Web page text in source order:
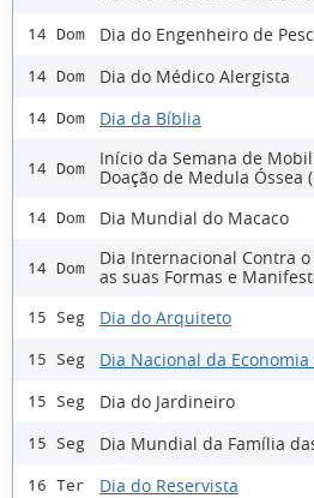
14 Dom Dia do Engenheiro de
14 Dom Dia do Médico Alergista
14 Dom Dia da Bíblia
14 Dom
Início da Semana de
Doação de Medula Óssea
14 Dom Dia Mundial do Macaco
14 Dom
Dia Internacional Contra
as suas Formas e
15 Seg Dia do Arquiteto
15 Seg Dia Nacional da
15 Seg Dia do Jardineiro
15 Seg Dia Mundial da Família
16 Ter Dia do Reservista